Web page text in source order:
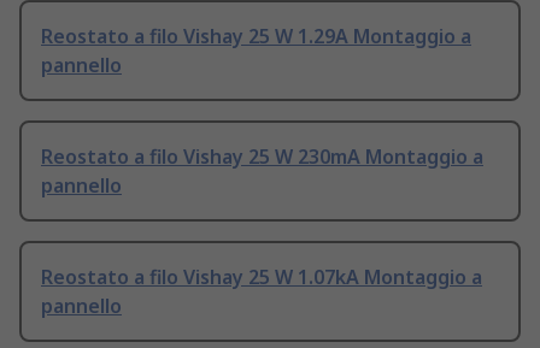
Reostato a filo Vishay 25 W 1.29A Montaggio a
pannello
Reostato a filo Vishay 25 W 230mA Montaggio a
pannello
Reostato a filo Vishay 25 W 1.07kA Montaggio a
pannello